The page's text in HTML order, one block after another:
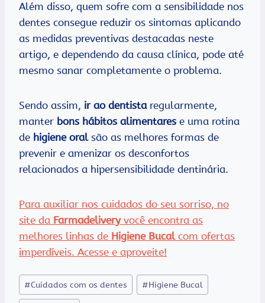
Além disso, quem sofre com a sensibilidade nos
dentes consegue reduzir os sintomas aplicando
as medidas preventivas destacadas neste
artigo, e dependendo da causa clínica, pode até
mesmo sanar completamente o problema.
Sendo assim, ir ao dentistaregularmente,
manter bons hábitos alimentares e uma rotina
de higiene oralsão as melhores formas de
prevenir e amenizar os desconfortos
relacionados a hipersensibilidade dentinária.
Para auxiliar nos cuidados do seu sorriso, no
site da Farmadeliveryvocê encontra as
melhores linhas de Higiene Bucalcom ofertas
imperdíveis. Acesse e aproveite!
Tags
do
#Cuidados com os dentes #Higiene Bucal